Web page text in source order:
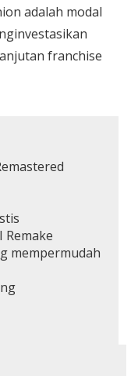
adalah modal
franchise
Remake
mempermudah